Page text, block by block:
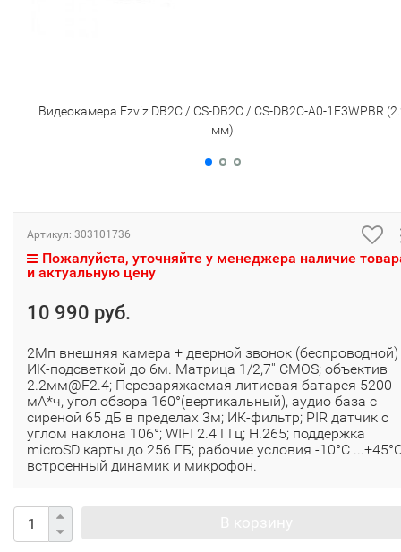
Видеокамера Ezviz DB2C / CS-DB2C / CS-DB2C-A0-1E3WPBR
мм)
Артикул: 303101736
Пожалуйста, уточняйте у менеджера наличие
и актуальную цену
10 990 руб.
2Мп внешняя камера + дверной звонок (беспроводной)
ИК-подсветкой до 6м. Матрица 1/2,7'' CMOS; объектив
2.2мм@F2.4; Перезаряжаемая литиевая батарея 5200
мА*ч, угол обзора 160°(вертикальный), аудио база с
сиреной 65 дБ в пределах 3м; ИК-фильтр; PIR датчик c
углом наклона 106°; WIFI 2.4 ГГц; H.265; поддержка
microSD карты до 256 ГБ; рабочие условия -10°C
встроенный динамик и микрофон.